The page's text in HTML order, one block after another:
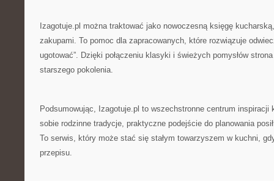
Izagotuje.pl można traktować jako nowoczesną księgę
zakupami. To pomoc dla zapracowanych, które rozwiązuje
ugotować”. Dzięki połączeniu klasyki i świeżych pomysłów
starszego pokolenia.
Podsumowując, Izagotuje.pl to wszechstronne centrum inspiracji
sobie rodzinne tradycje, praktyczne podejście do planowania
To serwis, który może stać się stałym towarzyszem w kuchni,
przepisu.